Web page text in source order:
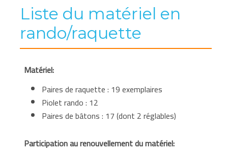
Liste du matériel en
rando/raquette
Matériel:
Paires de raquette : 19 exemplaires
Piolet rando : 12
Paires de bâtons : 17 (dont 2 réglables)
Participation au renouvellement du matériel: